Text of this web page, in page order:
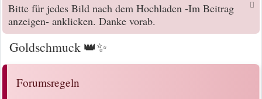
Bitte für jedes Bild nach dem Hochladen -Im Beitrag
anzeigen- anklicken. Danke vorab.
Goldschmuck 👑✨
Forumsregeln